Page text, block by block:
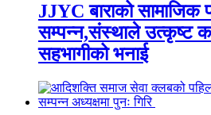
JJYC बाराको सामाजिक
सम्पन्न,संस्थाले उत्कृष्ट
सहभागीको भनाई